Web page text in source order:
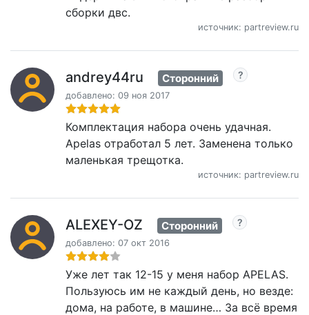
сборки двс.
источник: partreview.ru
andrey44ru Сторонний
добавлено: 09 ноя 2017
Комплектация набора очень удачная.
Apelas отработал 5 лет. Заменена только
маленькая трещотка.
источник: partreview.ru
ALEXEY-OZ Сторонний
добавлено: 07 окт 2016
Уже лет так 12-15 у меня набор APELAS.
Пользуюсь им не каждый день, но везде:
дома, на работе, в машине… За всё время